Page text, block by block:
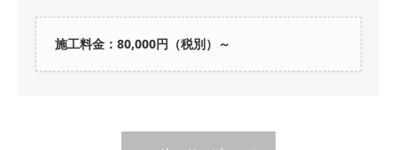
施工料金：80,000円（税別）～